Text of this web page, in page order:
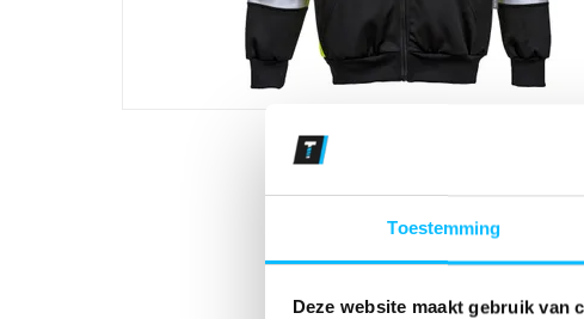
Toestemming
Deze website maakt gebruik van